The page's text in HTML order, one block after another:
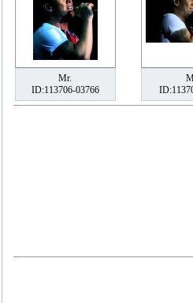
Mr.
ID:113706-03766